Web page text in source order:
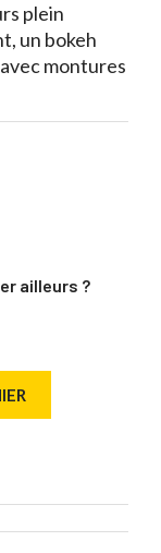
plein
un bokeh
montures
ailleurs ?